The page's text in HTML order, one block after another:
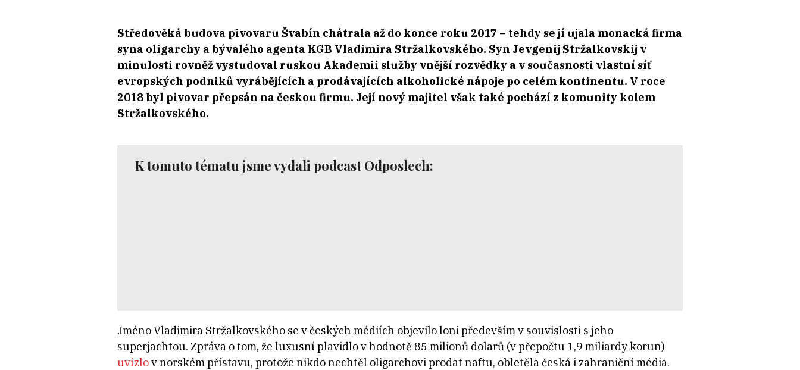
Středověká budova pivovaru Švabín chátrala až do konce roku 2017 – tehdy se jí ujala monacká firma
syna oligarchy a bývalého agenta KGB Vladimira Stržalkovského. Syn Jevgenij Stržalkovskij v
minulosti rovněž vystudoval ruskou Akademii služby vnější rozvědky a v současnosti vlastní síť
evropských podniků vyrábějících a prodávajících alkoholické nápoje po celém kontinentu. V roce
2018 byl pivovar přepsán na českou firmu. Její nový majitel však také pochází z komunity kolem
Stržalkovského.
K tomuto tématu jsme vydali podcast Odposlech:
Jméno Vladimira Stržalkovského se v českých médiích objevilo loni především v souvislosti s jeho
superjachtou. Zpráva o tom, že luxusní plavidlo v hodnotě 85 milionů dolarů (v přepočtu 1,9 miliardy korun)
uvízlov norském přístavu, protože nikdo nechtěl oligarchovi prodat naftu, obletěla česká i zahraniční média.